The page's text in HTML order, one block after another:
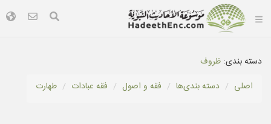
دسته بندی: ظروف
اصلی
دسته بندى‌ها فقه و اصول فقه عبادات طهارت